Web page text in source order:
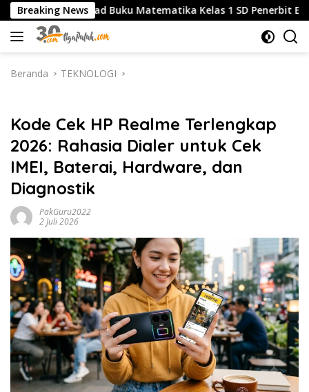
Langsung
ke
konten
Breaking News
Buku Matematika Kelas 1 SD Penerbit Erlangga
Beranda TEKNOLOGI
Kode Cek HP Realme Terlengkap
2026: Rahasia Dialer untuk Cek
IMEI, Baterai, Hardware, dan
Diagnostik
PakGuru2022
2 Juli 2026